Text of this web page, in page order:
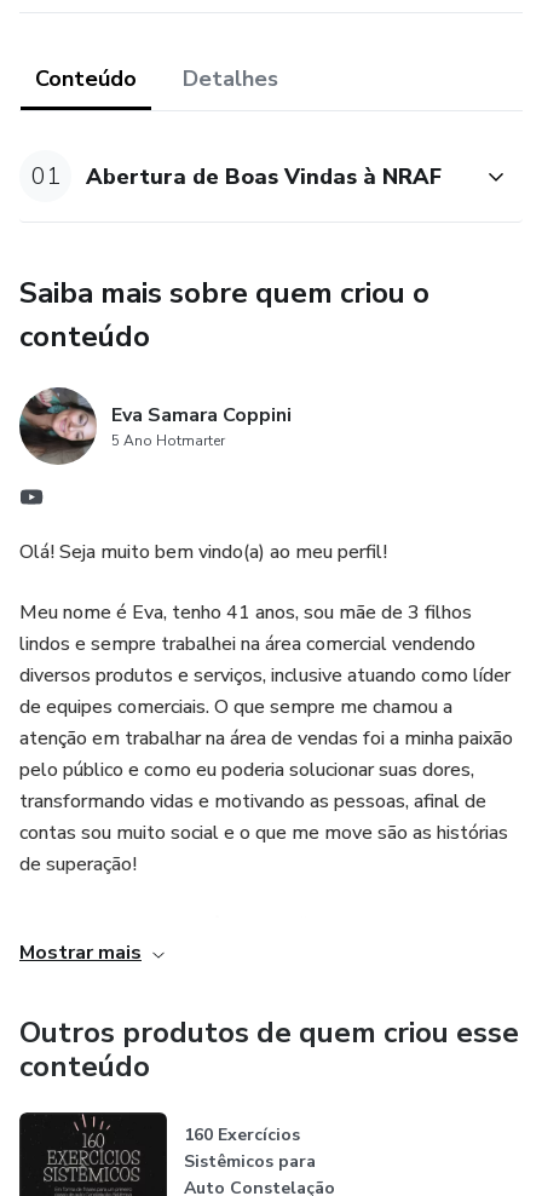
Conteúdo Detalhes
01 Abertura de Boas Vindas à NRAF
Saiba mais sobre quem criou o
conteúdo
Eva Samara Coppini
5 Ano Hotmarter
Olá! Seja muito bem vindo(a) ao meu perfil!
Meu nome é Eva, tenho 41 anos, sou mãe de 3 filhos
lindos e sempre trabalhei na área comercial vendendo
diversos produtos e serviços, inclusive atuando como líder
de equipes comerciais. O que sempre me chamou a
atenção em trabalhar na área de vendas foi a minha paixão
pelo público e como eu poderia solucionar suas dores,
transformando vidas e motivando as pessoas, afinal de
contas sou muito social e o que me move são as histórias
de superação!
uma empresa de Consultoria de Qualidade, que foi o meu
Capacitação de Pessoas e Empresas e, como sempre fui
muito observadora e pesquisadora do Comportamento e
da Mente Humana, logo me identifiquei com os cursos de
Liderança, Motivação e Trabalho em Equipe e outros
Treinamentos Comportamentais, de Técnicas de
Persuasão e Vendas e, inclusive de Multi Habilidades, já
Mostrar mais
Outros produtos de quem criou esse
conteúdo
160 Exercícios
Sistêmicos para
Auto Constelação